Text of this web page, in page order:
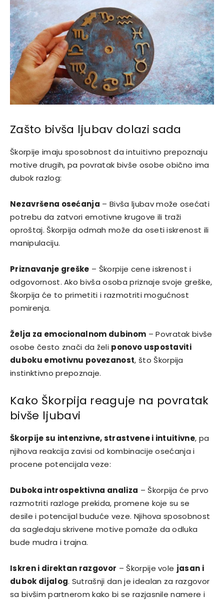
Zašto bivša ljubav dolazi sada
Škorpije imaju sposobnost da intuitivno prepoznaju
motive drugih, pa povratak bivše osobe obično ima
dubok razlog:
Nezavršena osećanja – Bivša ljubav može osećati
potrebu da zatvori emotivne krugove ili traži
oproštaj. Škorpija odmah može da oseti iskrenost ili
manipulaciju.
Priznavanje greške – Škorpije cene iskrenost i
odgovornost. Ako bivša osoba priznaje svoje greške,
Škorpija će to primetiti i razmotriti mogućnost
pomirenja.
Želja za emocionalnom dubinom – Povratak bivše
osobe često znači da želi ponovo uspostaviti
duboku emotivnu povezanost, što Škorpija
instinktivno prepoznaje.
Kako Škorpija reaguje na povratak
bivše ljubavi
Škorpije su intenzivne, strastvene i intuitivne, pa
njihova reakcija zavisi od kombinacije osećanja i
procene potencijala veze:
Duboka introspektivna analiza – Škorpija će prvo
razmotriti razloge prekida, promene koje su se
desile i potencijal buduće veze. Njihova sposobnost
da sagledaju skrivene motive pomaže da odluka
bude mudra i trajna.
Iskren i direktan razgovor – Škorpije vole jasan i
dubok dijalog. Sutrašnji dan je idealan za razgovor
sa bivšim partnerom kako bi se razjasnile namere i